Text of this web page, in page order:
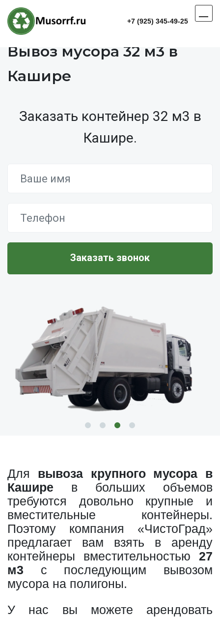
+7 (925) 345-49-25
Вывоз мусора 32 м3 в
Кашире
Заказать контейнер 32 м3 в
Кашире.
Для вывоза крупного мусора в
Кашире в больших объемов
требуются довольно крупные и
вместительные контейнеры.
Поэтому компания «ЧистоГрад»
предлагает вам взять в аренду
контейнеры вместительностью 27
м3 с последующим вывозом
мусора на полигоны.
У нас вы можете арендовать